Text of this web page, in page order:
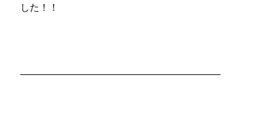
した！！
—————————————————————